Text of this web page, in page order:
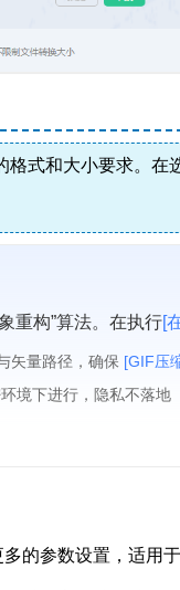
格式和大小要求。在
重构”算法。在执行[
矢量路径，确保 [GIF压
境下进行，隐私不落地
的参数设置，适用